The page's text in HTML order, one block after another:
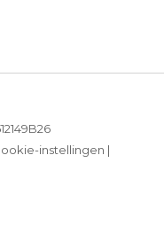
instellingen |